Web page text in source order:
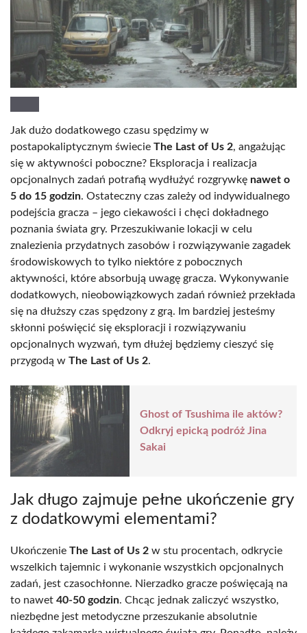
Jak dużo dodatkowego czasu spędzimy w
postapokaliptycznym świecie The Last of Us 2, angażując
się w aktywności poboczne? Eksploracja i realizacja
opcjonalnych zadań potrafią wydłużyć rozgrywkę nawet o
5 do 15 godzin. Ostateczny czas zależy od indywidualnego
podejścia gracza – jego ciekawości i chęci dokładnego
poznania świata gry. Przeszukiwanie lokacji w celu
znalezienia przydatnych zasobów i rozwiązywanie zagadek
środowiskowych to tylko niektóre z pobocznych
aktywności, które absorbują uwagę gracza. Wykonywanie
dodatkowych, nieobowiązkowych zadań również przekłada
się na dłuższy czas spędzony z grą. Im bardziej jesteśmy
skłonni poświęcić się eksploracji i rozwiązywaniu
opcjonalnych wyzwań, tym dłużej będziemy cieszyć się
przygodą w The Last of Us 2.
Ghost of Tsushima ile aktów?
Odkryj epicką podróż Jina
Sakai
Jak długo zajmuje pełne ukończenie gry
z dodatkowymi elementami?
Ukończenie The Last of Us 2 w stu procentach, odkrycie
wszelkich tajemnic i wykonanie wszystkich opcjonalnych
zadań, jest czasochłonne. Nierzadko gracze poświęcają na
to nawet 40-50 godzin. Chcąc jednak zaliczyć wszystko,
niezbędne jest metodyczne przeszukanie absolutnie